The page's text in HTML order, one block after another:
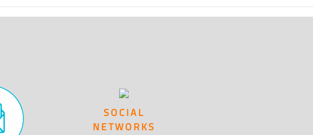
SOCIAL
NETWORKS